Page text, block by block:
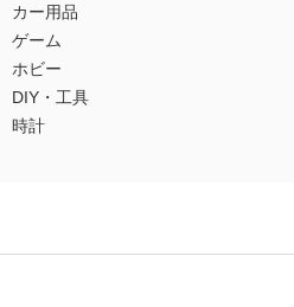
カー用品
ゲーム
ホビー
DIY・工具
時計